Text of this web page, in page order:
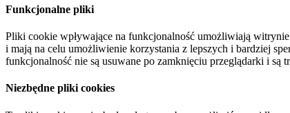
Funkcjonalne pliki
Pliki cookie wpływające na funkcjonalność umożliwiają
i mają na celu umożliwienie korzystania z lepszych i bardziej
funkcjonalność nie są usuwane po zamknięciu przeglądarki i
Niezbędne pliki cookies